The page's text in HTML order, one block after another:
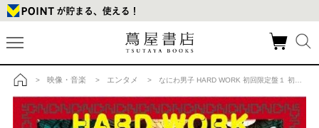
トップ
> 映像・音楽 > エンタメ > なにわ男子 HARD WORK 初回限定盤１ 初回限定盤２ CD+DVD ２種セット MAXIの商品詳細